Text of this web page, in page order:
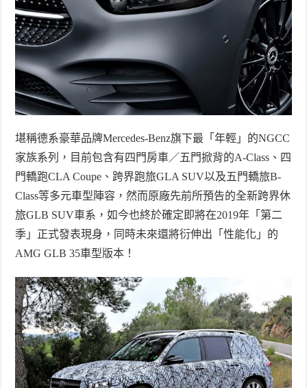
堪稱德系豪華品牌Mercedes-Benz旗下最「年輕」的NGCC
家族系列，目前包含有四門房車／五門掀背的A-Class 、四
門轎跑CLA Coupe 、跨界跑旅GLA SUV以及五門轎旅B-
Class等多元車型陣容，然而原廠先前所預告的全新跨界休
旅GLB SUV車系，如今也終於確定即將在2019年「第二
季」正式發表現身，同時未來還將衍伸出「性能化」的
AMG GLB 35車型版本！